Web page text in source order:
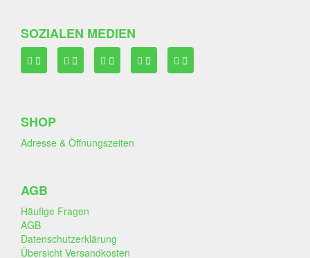
SOZIALEN MEDIEN
SHOP
Adresse & Öffnungszeiten
AGB
Häufige Fragen
AGB
Datenschutzerklärung
Übersicht Versandkosten